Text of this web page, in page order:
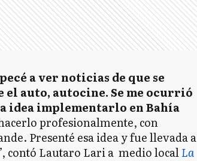
a ver noticias de que se
el auto, autocine. Se me ocurrió
idea implementarlo en Bahía
profesionalmente, con
Presenté esa idea y fue llevada a
contó Lautaro Lari a medio localLa